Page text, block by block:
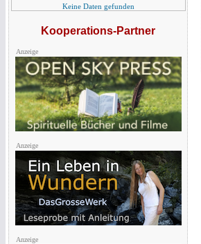
Keine Daten gefunden
Kooperations-Partner
Anzeige
Anzeige
Anzeige